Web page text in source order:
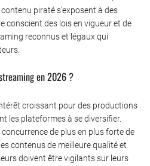
piraté s’exposent à des
conscient des lois en vigueur et de
reconnus et légaux qui
en 2026 ?
croissant pour des productions
les plateformes à se diversifier.
de plus en plus forte de
contenus de meilleure qualité et
doivent être vigilants sur leurs